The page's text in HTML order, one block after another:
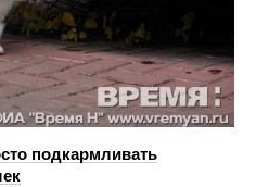
подкармливать